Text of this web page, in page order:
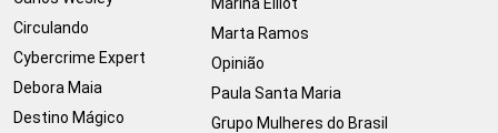
Circulando
Cybercrime Expert
Debora Maia
Destino Mágico
Marta Ramos
Opinião
Paula Santa Maria
Grupo Mulheres do Brasil